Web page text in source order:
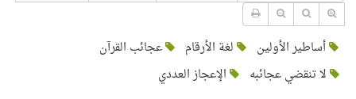
أساطير الأولين لغة الأرقام
عجائب القرآن
لا تنقضي عجائبه
الإعجاز العددي